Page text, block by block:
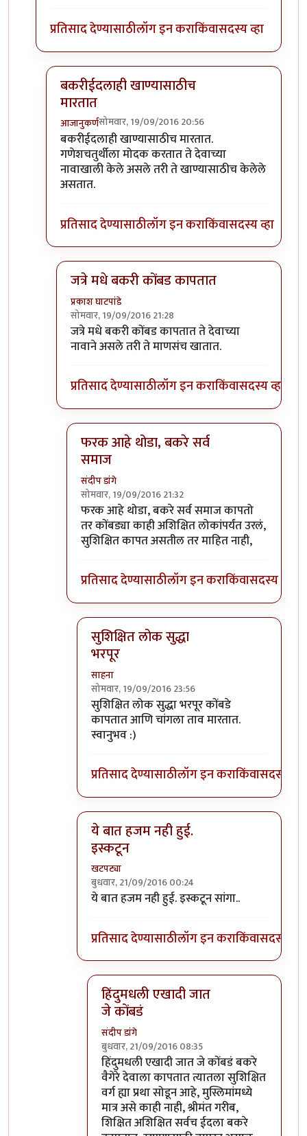
प्रतिसाद देण्यासाठीलॉग इन कराकिंवासदस्य व्हा
बकरीईदलाही खाण्यासाठीच
मारतात
आजानुकर्णसोमवार, 19/09/2016 20:56
In reply toखाण्यासाठी मारले ते चालेल,
बकरीईदलाही खाण्यासाठीच मारतात.
गणेशचतुर्थीला मोदक करतात ते देवाच्या
नावाखाली केले असले तरी ते खाण्यासाठीच केलेले
असतात.
प्रतिसाद देण्यासाठीलॉग इन कराकिंवासदस्य व्हा
जत्रे मधे बकरी कोंबड कापतात
प्रकाश घाटपांडे
सोमवार, 19/09/2016 21:28
In reply toबकरीईदलाही खाण्यासाठीच मारतात
जत्रे मधे बकरी कोंबड कापतात ते देवाच्या
नावाने असले तरी ते माणसंच खातात.
प्रतिसाद देण्यासाठीलॉग इन कराकिंवासदस्य व्हा
फरक आहे थोडा, बकरे सर्व
समाज
संदीप डांगे
सोमवार, 19/09/2016 21:32
In reply toजत्रे मधे बकरी कोंबड कापतात
फरक आहे थोडा, बकरे सर्व समाज कापतो
तर कोंबड्या काही अशिक्षित लोकांपर्यंत उरलं,
सुशिक्षित कापत असतील तर माहित नाही,
प्रतिसाद देण्यासाठीलॉग इन कराकिंवासदस्य व्हा
सुशिक्षित लोक सुद्धा
भरपूर
साहना
सोमवार, 19/09/2016 23:56
In reply toफरक आहे थोडा, बकरे सर्व समाज
सुशिक्षित लोक सुद्धा भरपूर कोंबडे
कापतात आणि चांगला ताव मारतात.
स्वानुभव :)
प्रतिसाद देण्यासाठीलॉग इन कराकिंवासदस्य व्हा
ये बात हजम नही हुई.
इस्कटून
खटपट्या
बुधवार, 21/09/2016 00:24
In reply toफरक आहे थोडा, बकरे सर्व समाज
ये बात हजम नही हुई. इस्कटून सांगा..
प्रतिसाद देण्यासाठीलॉग इन कराकिंवासदस्य व्हा
हिंदुमधली एखादी जात
जे कोंबडं
संदीप डांगे
बुधवार, 21/09/2016 08:35
In reply toये बात हजम नही हुई. इस्कटून
हिंदुमधली एखादी जात जे कोंबडं बकरे
वैगेरे देवाला कापतात त्यातला सुशिक्षित
वर्ग ह्या प्रथा सोडून आहे, मुस्लिमांमध्ये
मात्र असे काही नाही, श्रीमंत गरीब,
शिक्षित अशिक्षित सर्वच ईदला बकरे